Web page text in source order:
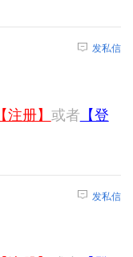
发私信
【注册】 或者 【登
发私信